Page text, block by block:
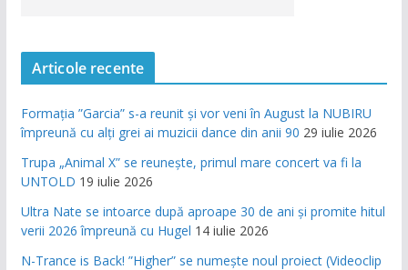
Articole recente
Formația ”Garcia” s-a reunit și vor veni în August la NUBIRU
împreună cu alți grei ai muzicii dance din anii 90 29 iulie 2026
Trupa „Animal X” se reunește, primul mare concert va fi la
UNTOLD 19 iulie 2026
Ultra Nate se intoarce după aproape 30 de ani și promite hitul
verii 2026 împreună cu Hugel 14 iulie 2026
N-Trance is Back! ”Higher” se numește noul proiect (Videoclip